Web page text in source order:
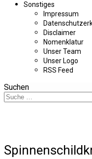
Sonstiges
Impressum
Disclaimer
Nomenklatur
Unser Team
Unser Logo
RSS Feed
Suchen